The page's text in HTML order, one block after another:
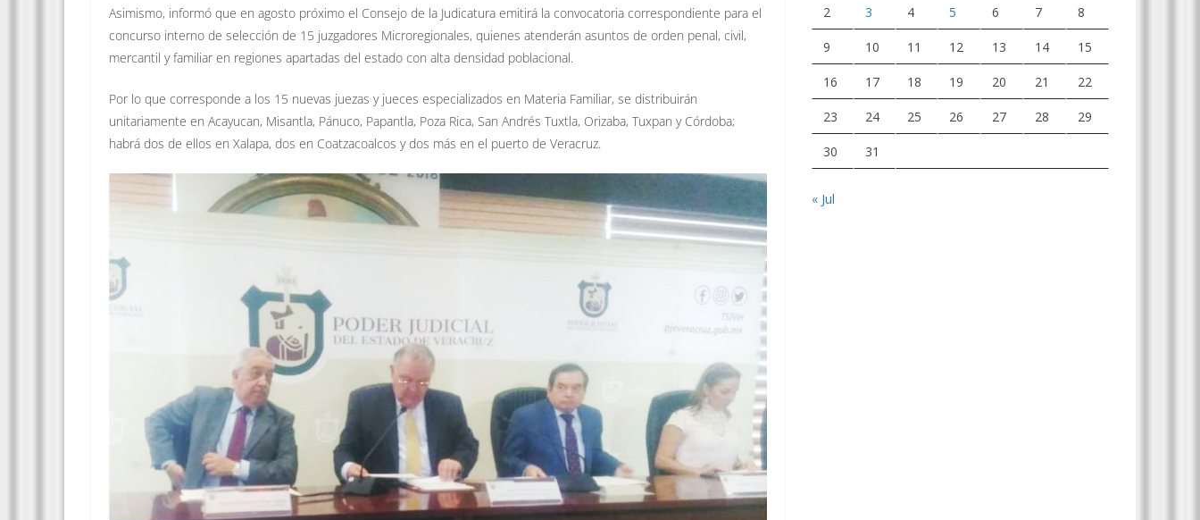
Asimismo, informó que en agosto próximo el Consejo de la Judicatura emitirá la convocatoria correspondiente para el
concurso interno de selección de 15 juzgadores Microregionales, quienes atenderán asuntos de orden penal, civil,
mercantil y familiar en regiones apartadas del estado con alta densidad poblacional.
Por lo que corresponde a los 15 nuevas juezas y jueces especializados en Materia Familiar, se distribuirán
unitariamente en Acayucan, Misantla, Pánuco, Papantla, Poza Rica, San Andrés Tuxtla, Orizaba, Tuxpan y Córdoba;
habrá dos de ellos en Xalapa, dos en Coatzacoalcos y dos más en el puerto de Veracruz.
2 3 4 5 6 7 8
9 10 11 12 13 14 15
16 17 18 19 20 21 22
23 24 25 26 27 28 29
30 31
« Jul